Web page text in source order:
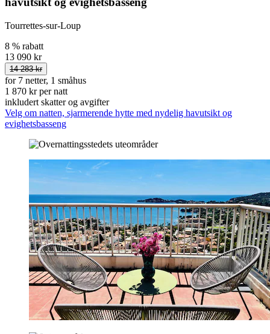
Tourrettes-sur-Loup
8 % rabatt
13 090 kr
14 283 kr
for 7 netter, 1 småhus
1 870 kr per natt
inkludert skatter og avgifter
Velg om natten, sjarmerende hytte med nydelig havutsikt og
evighetsbasseng